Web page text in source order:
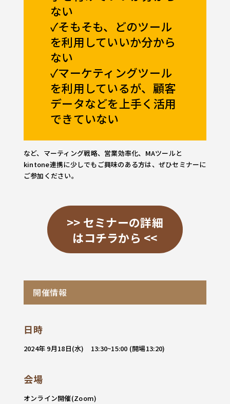
ない
✓そもそも、どのツール
を利用していいか分から
ない
✓マーケティングツール
を利用しているが、顧客
データなどを上手く活用
できていない
など、マーティング戦略、営業効率化、MAツールと
kintone連携に少しでもご興味のある方は、ぜひセミナーに
ご参加ください。
>> セミナーの詳細
はコチラから <<
開催情報
日時
2024年 9月18日(水) 13:30~15:00 (開場13:20)
会場
オンライン開催(Zoom)